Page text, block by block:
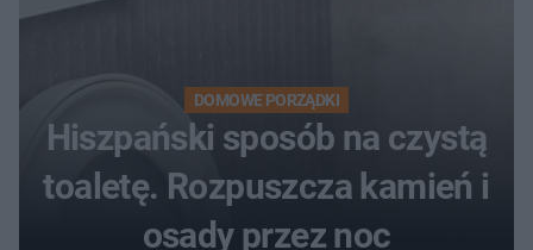
DOMOWE PORZĄDKI
Hiszpański sposób na czystą
toaletę. Rozpuszcza kamień i
osady przez noc